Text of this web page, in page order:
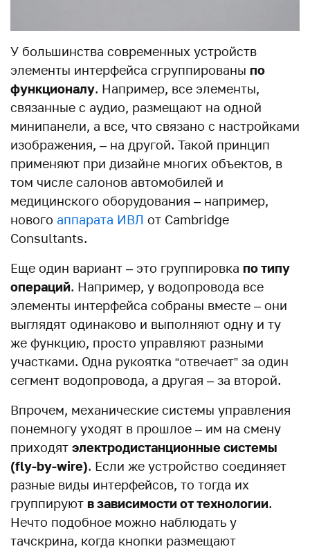
У большинства современных устройств
элементы интерфейса сгруппированы по
функционалу. Например, все элементы,
связанные с аудио, размещают на одной
минипанели, а все, что связано с настройками
изображения, – на другой. Такой принцип
применяют при дизайне многих объектов, в
том числе салонов автомобилей и
медицинского оборудования – например,
нового аппарата ИВЛ от Cambridge
Consultants.
Еще один вариант – это группировка по типу
операций. Например, у водопровода все
элементы интерфейса собраны вместе – они
выглядят одинаково и выполняют одну и ту
же функцию, просто управляют разными
участками. Одна рукоятка “отвечает” за один
сегмент водопровода, а другая – за второй.
Впрочем, механические системы управления
понемногу уходят в прошлое – им на смену
приходят электродистанционные системы
(fly-by-wire). Если же устройство соединяет
разные виды интерфейсов, то тогда их
группируют в зависимости от технологии.
Нечто подобное можно наблюдать у
тачскрина, когда кнопки размещают